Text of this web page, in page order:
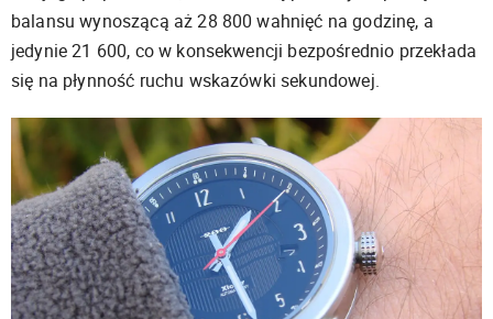
balansu wynoszącą aż 28 800 wahnięć na godzinę, a
jedynie 21 600, co w konsekwencji bezpośrednio przekłada
się na płynność ruchu wskazówki sekundowej.